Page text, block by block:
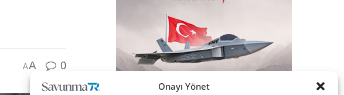
Onayı Yönet
AA 0